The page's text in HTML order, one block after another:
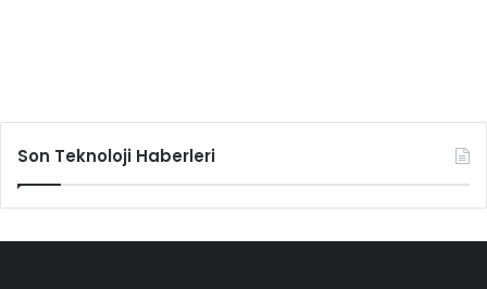
Son Teknoloji Haberleri